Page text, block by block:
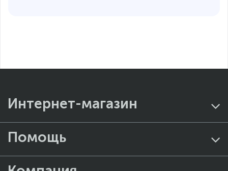
Интернет-магазин
Помощь